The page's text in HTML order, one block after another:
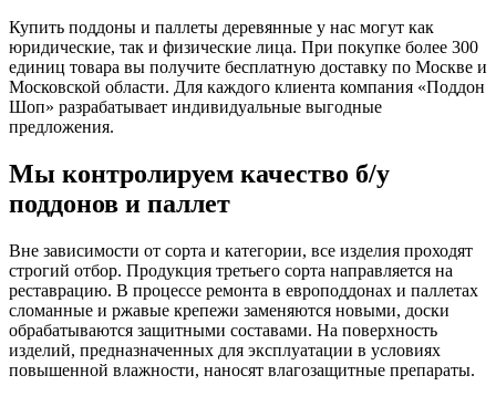
Купить поддоны и паллеты деревянные у нас могут как
юридические, так и физические лица. При покупке более 300
единиц товара вы получите бесплатную доставку по Москве и
Московской области. Для каждого клиента компания «Поддон
Шоп» разрабатывает индивидуальные выгодные
предложения.
Мы контролируем качество б/у
поддонов и паллет
Вне зависимости от сорта и категории, все изделия проходят
строгий отбор. Продукция третьего сорта направляется на
реставрацию. В процессе ремонта в европоддонах и паллетах
сломанные и ржавые крепежи заменяются новыми, доски
обрабатываются защитными составами. На поверхность
изделий, предназначенных для эксплуатации в условиях
повышенной влажности, наносят влагозащитные препараты.